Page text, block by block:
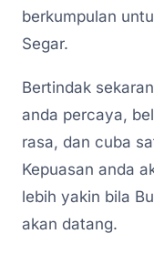
berkumpulan
Segar.
Bertindak
anda percaya,
rasa, dan cuba
Kepuasan anda
lebih yakin bila
akan datang.